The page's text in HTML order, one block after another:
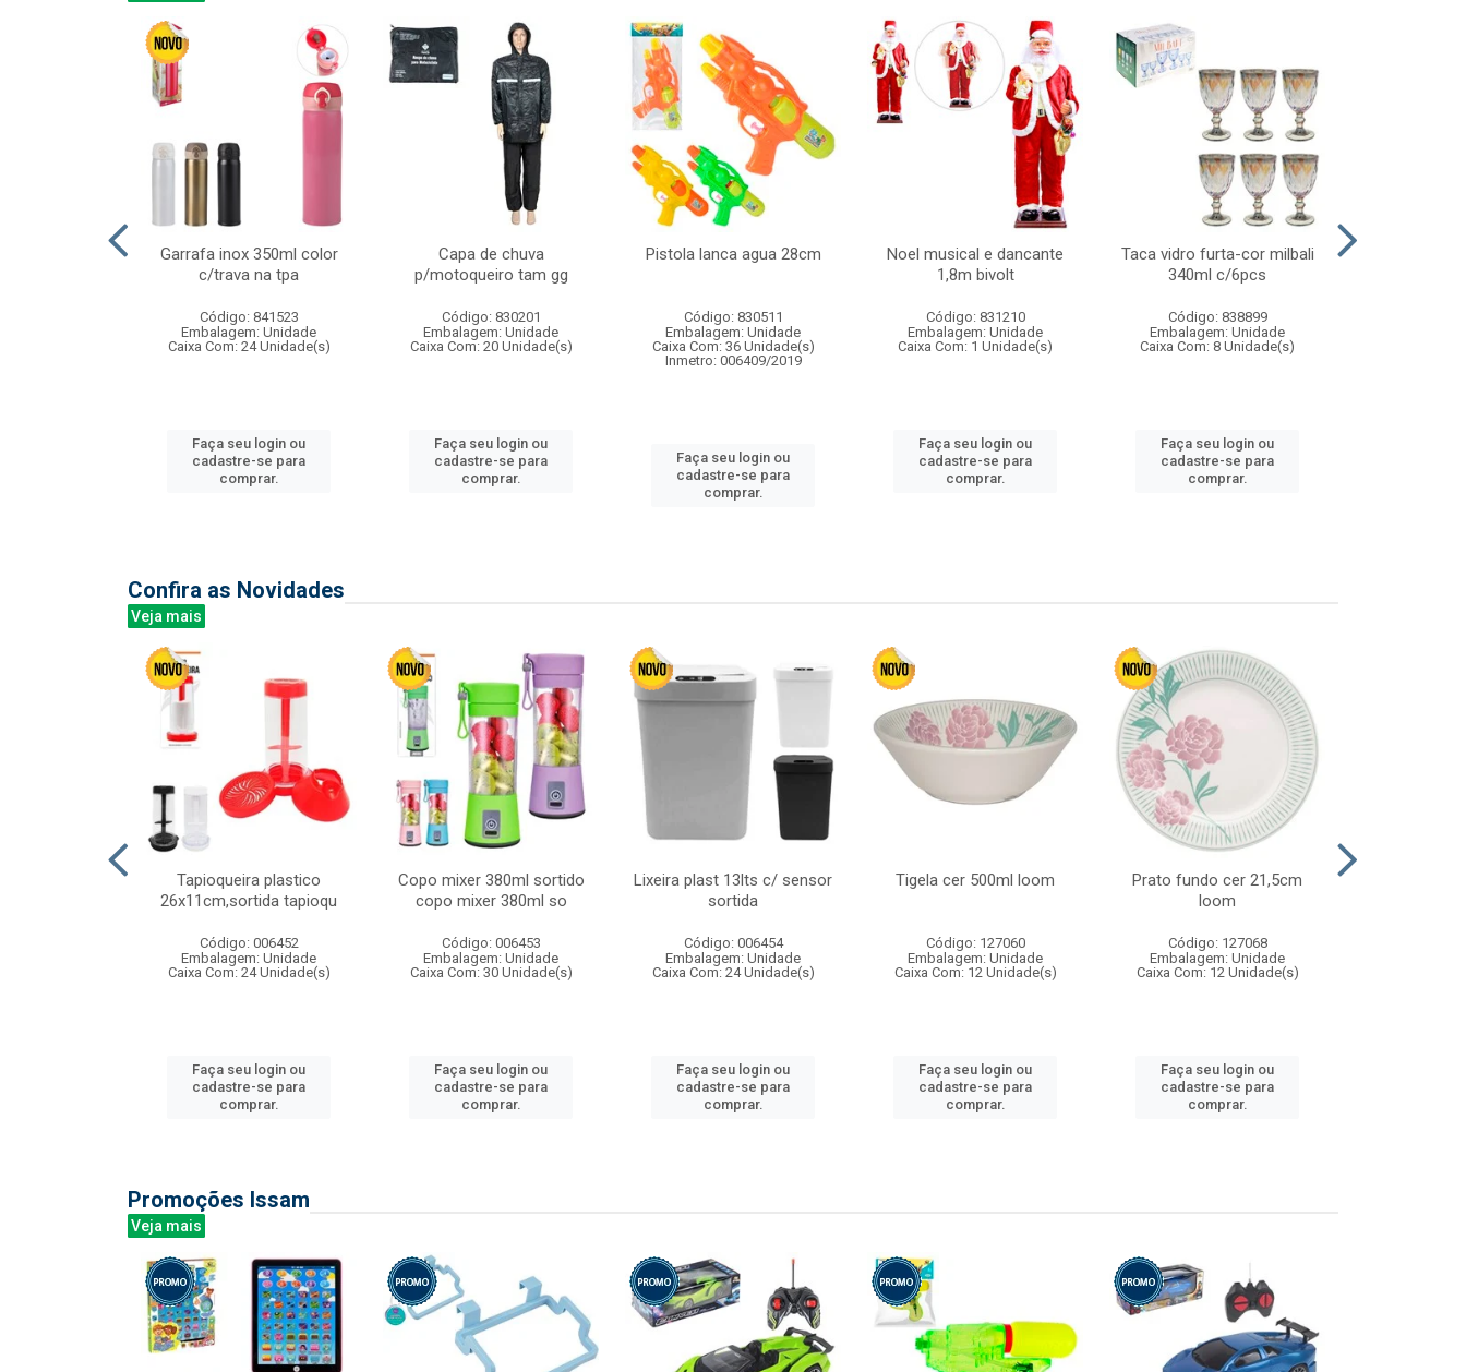
Garrafa inox 350ml color
c/trava na tpa
Código: 841523
Embalagem: Unidade
Caixa Com: 24 Unidade(s)
Faça seu login ou
cadastre-se para
comprar.
Capa de chuva
p/motoqueiro tam gg
Código: 830201
Embalagem: Unidade
Caixa Com: 20 Unidade(s)
Faça seu login ou
cadastre-se para
comprar.
Pistola lanca agua 28cm
Código: 830511
Embalagem: Unidade
Caixa Com: 36 Unidade(s)
Inmetro: 006409/2019
Faça seu login ou
cadastre-se para
comprar.
Noel musical e dancante
1,8m bivolt
Código: 831210
Embalagem: Unidade
Caixa Com: 1 Unidade(s)
Faça seu login ou
cadastre-se para
comprar.
Taca vidro furta-cor milbali
340ml c/6pcs
Código: 838899
Embalagem: Unidade
Caixa Com: 8 Unidade(s)
Faça seu login ou
cadastre-se para
comprar.
Confira as Novidades
Veja mais
Tapioqueira plastico
26x11cm,sortida tapioqu
Código: 006452
Embalagem: Unidade
Caixa Com: 24 Unidade(s)
Faça seu login ou
cadastre-se para
comprar.
Copo mixer 380ml sortido
copo mixer 380ml so
Código: 006453
Embalagem: Unidade
Caixa Com: 30 Unidade(s)
Faça seu login ou
cadastre-se para
comprar.
Lixeira plast 13lts c/ sensor
sortida
Código: 006454
Embalagem: Unidade
Caixa Com: 24 Unidade(s)
Faça seu login ou
cadastre-se para
comprar.
Tigela cer 500ml loom
Código: 127060
Embalagem: Unidade
Caixa Com: 12 Unidade(s)
Faça seu login ou
cadastre-se para
comprar.
Prato fundo cer 21,5cm
loom
Código: 127068
Embalagem: Unidade
Caixa Com: 12 Unidade(s)
Faça seu login ou
cadastre-se para
comprar.
Promoções Issam
Veja mais